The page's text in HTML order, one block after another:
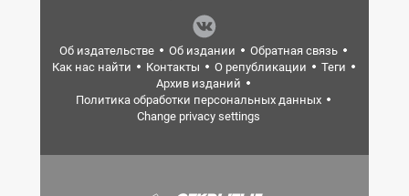
Об издательстве Об издании
Обратная связь
Как нас найти
Контакты О републикации
Теги
Архив изданий
Политика обработки персональных данных
Change privacy settings